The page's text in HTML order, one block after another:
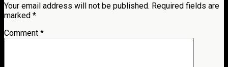
Your email address will not be published. Required fields are
marked *
Comment *